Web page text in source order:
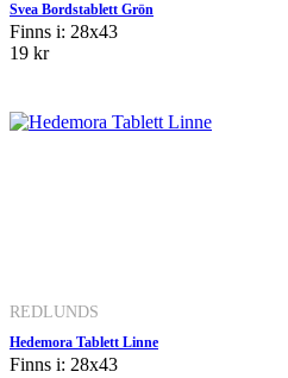
Svea Bordstablett Grön
Finns i: 28x43
19 kr
REDLUNDS
Hedemora Tablett Linne
Finns i: 28x43